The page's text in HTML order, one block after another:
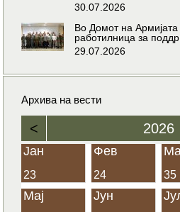
30.07.2026
Во Домот на
работилница за
29.07.2026
Архива на вести
< 2026
Јан
23
Фев
24 35
Мај Јун